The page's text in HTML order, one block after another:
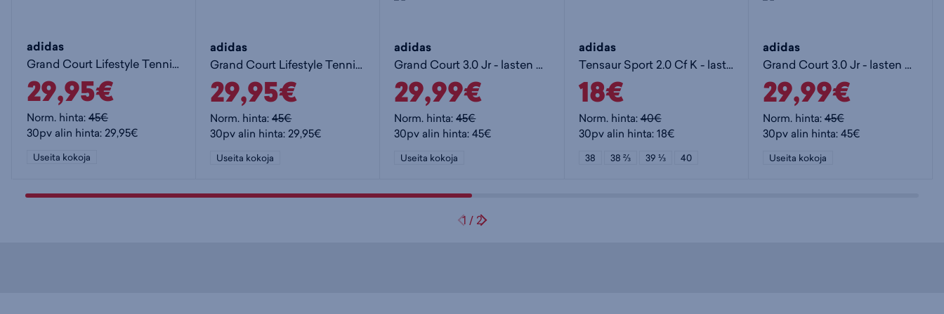
adidas
Grand Court Lifestyle Tennis Lace-Up Shoes Jr - lasten matalavartiset tennarit
29,95€
Norm. hinta:45€
30pv alin hinta: 29,95€
Useita kokoja
adidas
Grand Court Lifestyle Tennis Lace-Up Shoes Jr - lasten matalavartiset tennarit
29,95€
Norm. hinta:45€
30pv alin hinta: 29,95€
Useita kokoja
adidas
Grand Court 3.0 Jr - lasten matalavartiset tennarit
29,99€
Norm. hinta:45€
30pv alin hinta: 45€
Useita kokoja
adidas
Tensaur Sport 2.0 Cf K - lasten matalavartiset tennarit
18€
Norm. hinta:40€
30pv alin hinta: 18€
38 38 ⅔ 39 ⅓ 40
adidas
Grand Court 3.0 Jr - lasten matalavartiset tennarit
29,99€
Norm. hinta:45€
30pv alin hinta: 45€
Useita kokoja
1 / 2